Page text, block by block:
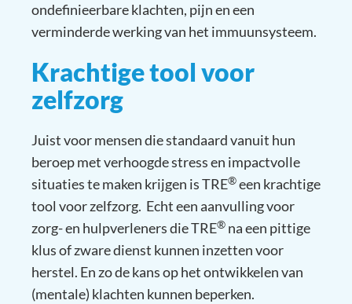
ondefinieerbare klachten, pijn en een
verminderde werking van het immuunsysteem.
Krachtige tool voor
zelfzorg
Juist voor mensen die standaard vanuit hun
beroep met verhoogde stress en impactvolle
situaties te maken krijgen is TRE®een krachtige
tool voor zelfzorg. Echt een aanvulling voor
zorg- en hulpverleners die TRE® na een pittige
klus of zware dienst kunnen inzetten voor
herstel. En zo de kans op het ontwikkelen van
(mentale) klachten kunnen beperken.